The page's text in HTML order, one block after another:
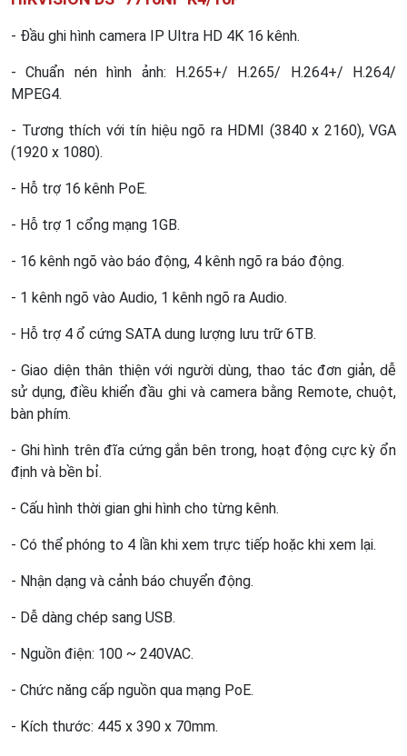
- Đầu ghi hình camera IP Ultra HD 4K 16 kênh.
- Chuẩn nén hình ảnh: H.265+/ H.265/ H.264+/ H.264/
MPEG4.
- Tương thích với tín hiệu ngõ ra HDMI (3840 x 2160), VGA
(1920 x 1080).
- Hỗ trợ 16 kênh PoE.
- Hỗ trợ 1 cổng mạng 1GB.
- 16 kênh ngõ vào báo động, 4 kênh ngõ ra báo động.
- 1 kênh ngõ vào Audio, 1 kênh ngõ ra Audio.
- Hỗ trợ 4 ổ cứng SATA dung lượng lưu trữ 6TB.
- Giao diện thân thiện với người dùng, thao tác đơn giản, dễ
sử dụng, điều khiển đầu ghi và camera bằng Remote, chuột,
bàn phím.
- Ghi hình trên đĩa cứng gắn bên trong, hoạt động cực kỳ ổn
định và bền bỉ.
- Cấu hình thời gian ghi hình cho từng kênh.
- Có thể phóng to 4 lần khi xem trực tiếp hoặc khi xem lại.
- Nhận dạng và cảnh báo chuyển động.
- Dễ dàng chép sang USB.
- Nguồn điện: 100 ~ 240VAC.
- Chức năng cấp nguồn qua mạng PoE.
- Kích thước: 445 x 390 x 70mm.